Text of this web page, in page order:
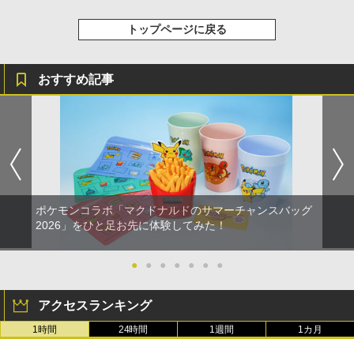
トップページに戻る
おすすめ記事
ポケモンコラボ「マクドナルドのサマーチャンスバッグ
2026」をひと足お先に体験してみた！
● ● ● ● ● ● ●
アクセスランキング
1時間 24時間 1週間 1カ月